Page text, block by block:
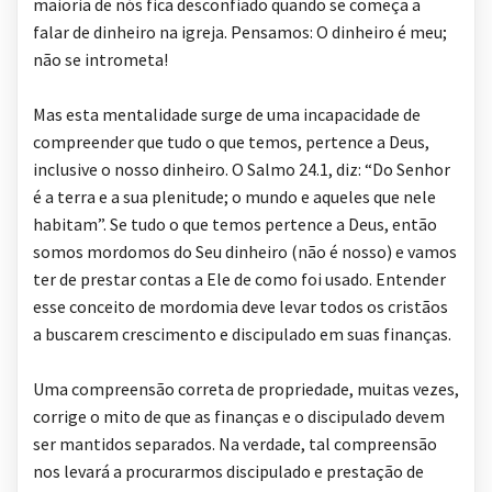
maioria de nós fica desconfiado quando se começa a
falar de dinheiro na igreja. Pensamos: O dinheiro é meu;
não se intrometa!
Mas esta mentalidade surge de uma incapacidade de
compreender que tudo o que temos, pertence a Deus,
inclusive o nosso dinheiro. O Salmo 24.1, diz: “Do Senhor
é a terra e a sua plenitude; o mundo e aqueles que nele
habitam”. Se tudo o que temos pertence a Deus, então
somos mordomos do Seu dinheiro (não é nosso) e vamos
ter de prestar contas a Ele de como foi usado. Entender
esse conceito de mordomia deve levar todos os cristãos
a buscarem crescimento e discipulado em suas finanças.
Uma compreensão correta de propriedade, muitas vezes,
corrige o mito de que as finanças e o discipulado devem
ser mantidos separados. Na verdade, tal compreensão
nos levará a procurarmos discipulado e prestação de